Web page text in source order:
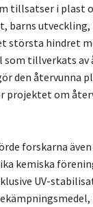
tillsatser i plast
största hindret
tillverkats av
den återvunna
projektet om
forskarna
kemiska
UV-